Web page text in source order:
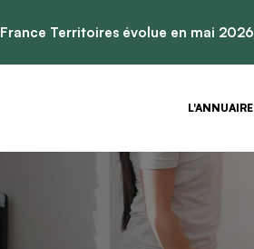
France Territoires évolue en mai 2026
L'ANNUAIRE